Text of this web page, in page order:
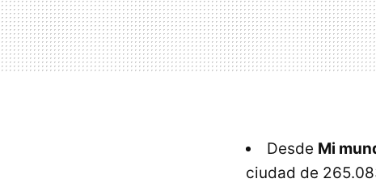
Desde Mi
ciudad de